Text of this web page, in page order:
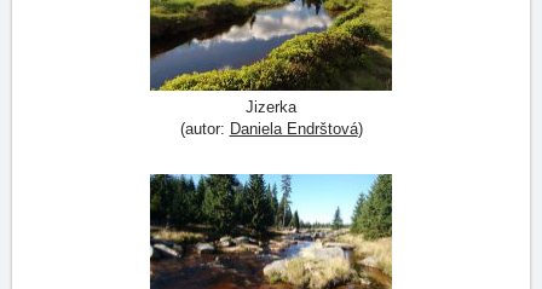
Jizerka
(autor: Daniela Endrštová)